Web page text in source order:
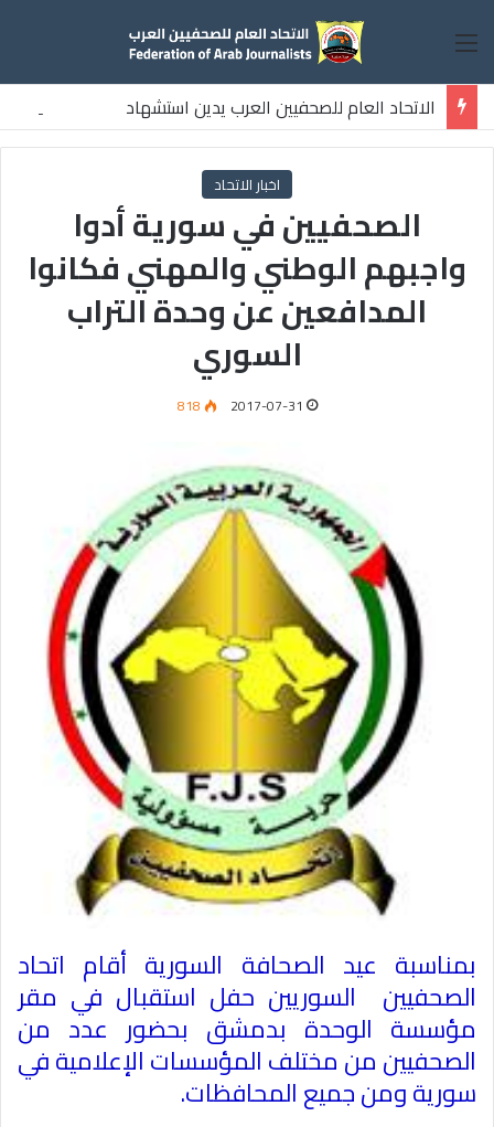
القائمة
الاتحاد العام للصحفيين العرب يدين استشهاد
ثلاثة صحفيين فلسطينيين باستهداف إسرائيلي وسط قطاع غزة
اخبار الاتحاد
الصحفيين في سورية أدوا
واجبهم الوطني والمهني فكانوا
المدافعين عن وحدة التراب
السوري
2017-07-31
818
بمناسبة عيد الصحافة السورية أقام اتحاد
الصحفيين السوريين حفل استقبال في مقر
مؤسسة الوحدة بدمشق بحضور عدد من
الصحفيين من مختلف المؤسسات الإعلامية في
سورية ومن جميع المحافظات.